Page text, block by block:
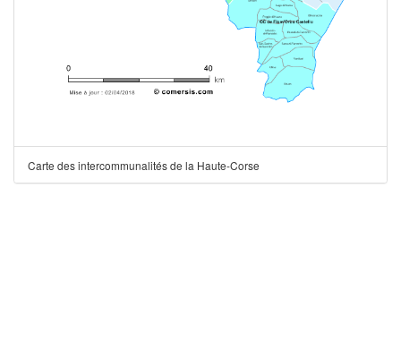
Carte des intercommunalités de la Haute-Corse